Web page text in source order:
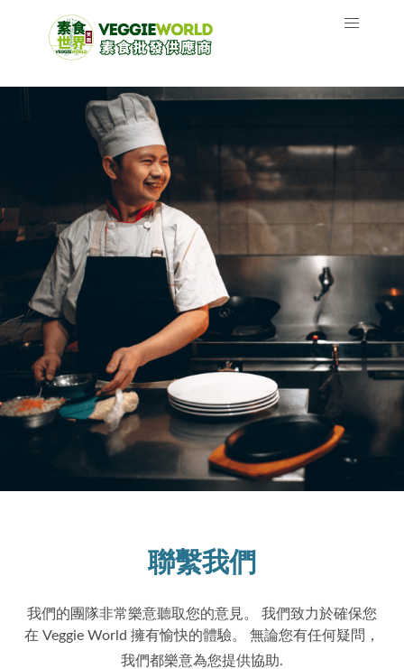
聯繫我們
我們的團隊非常樂意聽取您的意見。 我們致力於確保您
在 Veggie World 擁有愉快的體驗。 無論您有任何疑問，
我們都樂意為您提供協助.